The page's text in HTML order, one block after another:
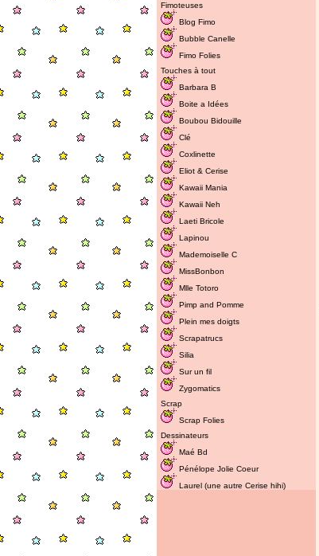
Fimoteuses
Blog Fimo
Bubble Canelle
Fimo Folies
Touches à tout
Barbara B
Boite a Idées
Boubou Bidouille
Clé
Coxlinette
Eliot & Cerise
Kawaii Mania
Kawaii Neh
Laeti Bricole
Lapinou
Mademoiselle C
MissBonbon
Mlle Totoro
Pimp and Pomme
Plein mes doigts
Scrapatrucs
Silia
Sur un fil
Zygomatics
Scrap
Scrap Folies
Dessinateurs
Maé Bd
Pénélope Jolie Coeur
Laurel (une autre Cerise hihi)